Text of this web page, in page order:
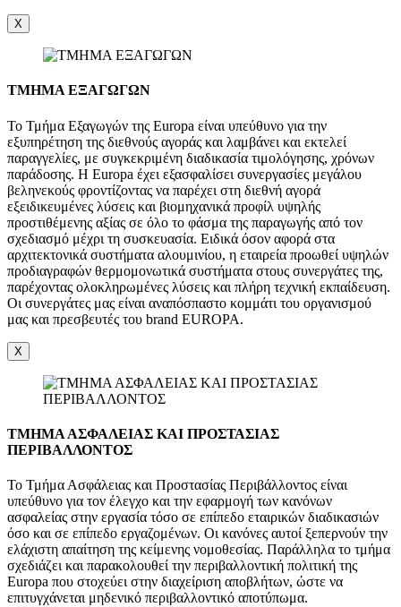
X
ΤΜΗΜΑ ΕΞΑΓΩΓΩΝ
Το Τμήμα Εξαγωγών της Europa είναι υπεύθυνο για την
εξυπηρέτηση της διεθνούς αγοράς και λαμβάνει και εκτελεί
παραγγελίες, με συγκεκριμένη διαδικασία τιμολόγησης, χρόνων
παράδοσης. Η Europa έχει εξασφαλίσει συνεργασίες μεγάλου
βεληνεκούς φροντίζοντας να παρέχει στη διεθνή αγορά
εξειδικευμένες λύσεις και βιομηχανικά προφίλ υψηλής
προστιθέμενης αξίας σε όλο το φάσμα της παραγωγής από τον
σχεδιασμό μέχρι τη συσκευασία. Ειδικά όσον αφορά στα
αρχιτεκτονικά συστήματα αλουμινίου, η εταιρεία προωθεί υψηλών
προδιαγραφών θερμομονωτικά συστήματα στους συνεργάτες της,
παρέχοντας ολοκληρωμένες λύσεις και πλήρη τεχνική εκπαίδευση.
Οι συνεργάτες μας είναι αναπόσπαστο κομμάτι του οργανισμού
μας και πρεσβευτές του brand EUROPA.
X
ΤΜΗΜΑ ΑΣΦΑΛΕΙΑΣ ΚΑΙ ΠΡΟΣΤΑΣΙΑΣ
ΠΕΡΙΒΑΛΛΟΝΤΟΣ
Το Τμήμα Ασφάλειας και Προστασίας Περιβάλλοντος είναι
υπεύθυνο για τον έλεγχο και την εφαρμογή των κανόνων
ασφαλείας στην εργασία τόσο σε επίπεδο εταιρικών διαδικασιών
όσο και σε επίπεδο εργαζομένων. Οι κανόνες αυτοί ξεπερνούν την
ελάχιστη απαίτηση της κείμενης νομοθεσίας. Παράλληλα το τμήμα
σχεδιάζει και παρακολουθεί την περιβαλλοντική πολιτική της
Europa που στοχεύει στην διαχείριση αποβλήτων, ώστε να
επιτυγχάνεται μηδενικό περιβαλλοντικό αποτύπωμα.